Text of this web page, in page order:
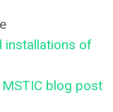
installations of
MSTIC blog post